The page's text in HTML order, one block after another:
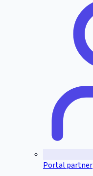
Portal partner